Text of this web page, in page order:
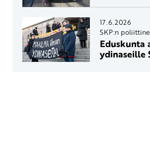
17.6.2026
SKP:n
Eduskunta
ydinaseille